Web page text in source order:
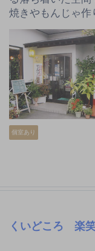
焼きやもんじゃ
個室あり
くいどころ 楽